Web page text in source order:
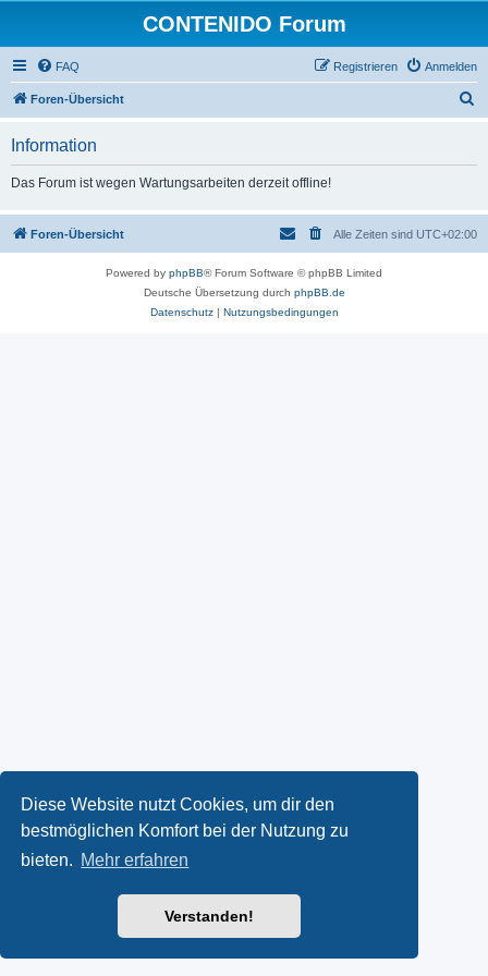
Diese Website nutzt Cookies, um dir den
bestmöglichen Komfort bei der Nutzung zu
bieten. Mehr erfahren
Verstanden!
CONTENIDO Forum
FAQ Anmelden
Registrieren
Foren-Übersicht
Information
Das Forum ist wegen Wartungsarbeiten derzeit offline!
Foren-Übersicht Alle Zeiten sind UTC+02:00
Powered by phpBB® Forum Software © phpBB Limited
Deutsche Übersetzung durch phpBB.de
Datenschutz| Nutzungsbedingungen